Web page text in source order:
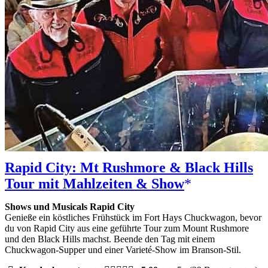
Rapid City: Mt Rushmore & Black Hills
Tour mit Mahlzeiten & Show
Shows und Musicals Rapid City
Genieße ein köstliches Frühstück im Fort Hays Chuckwagon, bevor
du von Rapid City aus eine geführte Tour zum Mount Rushmore
und den Black Hills machst. Beende den Tag mit einem
Chuckwagon-Supper und einer Varieté-Show im Branson-Stil.